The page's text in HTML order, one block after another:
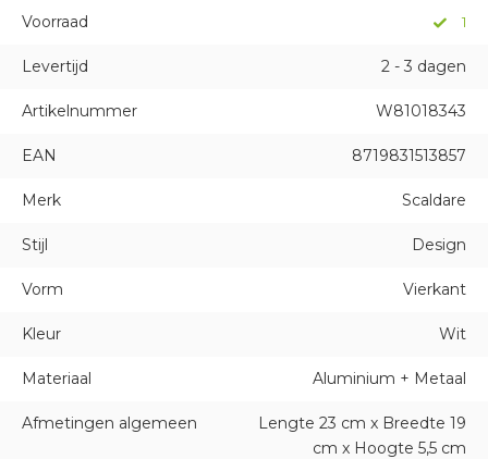
Voorraad 1
Levertijd 2 - 3 dagen
Artikelnummer W81018343
EAN 8719831513857
Merk Scaldare
Stijl Design
Vorm Vierkant
Kleur Wit
Materiaal Aluminium + Metaal
Afmetingen algemeen
Lengte 23 cm x Breedte 19
cm x Hoogte 5,5 cm